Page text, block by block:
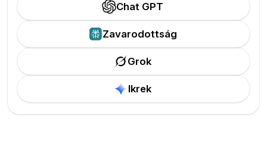
Chat GPT
Zavarodottság
Grok
Ikrek